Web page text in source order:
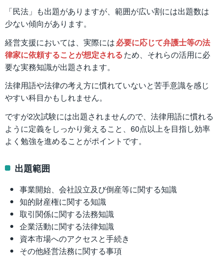
「民法」も出題がありますが、範囲が広い割には出題数は
少ない傾向があります。
経営支援においては、実際には必要に応じて弁護士等の法
律家に依頼することが想定されるため、それらの活用に必
要な実務知識が出題されます。
法律用語や法律の考え方に慣れていないと苦手意識を感じ
やすい科目かもしれません。
ですが2次試験には出題されませんので、法律用語に慣れる
ように定義をしっかり覚えること、60点以上を目指し効率
よく勉強を進めることがポイントです。
出題範囲
事業開始、会社設立及び倒産等に関する知識
知的財産権に関する知識
取引関係に関する法務知識
企業活動に関する法律知識
資本市場へのアクセスと手続き
その他経営法務に関する事項